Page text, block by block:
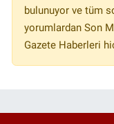
bulunuyor ve tüm
yorumlardan Son
Gazete Haberleri